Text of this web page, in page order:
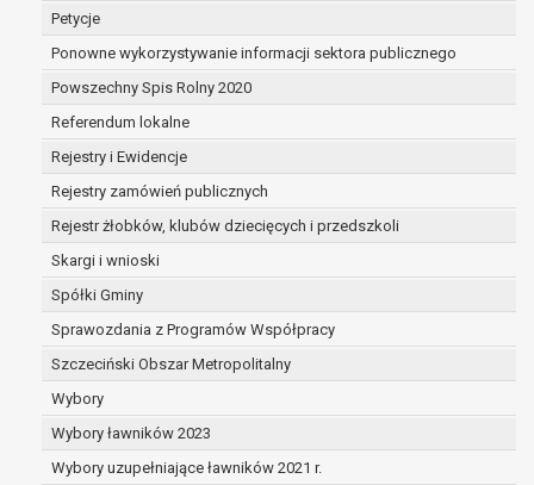
Petycje
Ponowne wykorzystywanie informacji sektora publicznego
Powszechny Spis Rolny 2020
Referendum lokalne
Rejestry i Ewidencje
Rejestry zamówień publicznych
Rejestr żłobków, klubów dziecięcych i przedszkoli
Skargi i wnioski
Spółki Gminy
Sprawozdania z Programów Współpracy
Szczeciński Obszar Metropolitalny
Wybory
Wybory ławników 2023
Wybory uzupełniające ławników 2021 r.
osobowych (tzw. prawo do bycia
zapomnianym) na podstawie art. 17 RODO,
w przypadku gdy:
dane nie są już niezbędne do celów,
sposób przetwarzane,
osoba, której dane dotyczą, wniosła
sprzeciw wobec przetwarzania
osoba, której dane dotyczą wycofała
osobowych, która jest podstawą
przetwarzania danych i nie ma innej
podstawy prawnej przetwarzania
dane osobowe przetwarzane są
niezgodnie z prawem,